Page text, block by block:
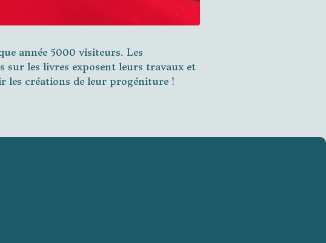
année 5000 visiteurs. Les
sur les livres exposent leurs travaux et
les créations de leur progéniture !